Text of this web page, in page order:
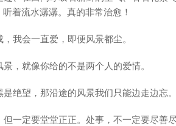
着流水潺潺。真的非常治愈！
我会一直爱，即便风景都尘。
，就像你给的不是两个人的爱情。
绝望，那沿途的风景我们只能边走边忘。
一定要堂堂正正。处事，不一定要尽善